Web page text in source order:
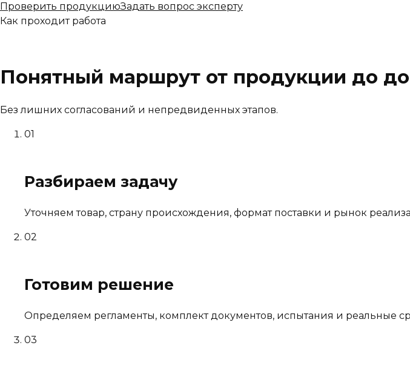
Проверить продукциюЗадать вопрос эксперту
Как проходит работа
Понятный маршрут от продукции до
Без лишних согласований и непредвиденных этапов.
01
Разбираем задачу
Уточняем товар, страну происхождения, формат поставки и рынок
02
Готовим решение
Определяем регламенты, комплект документов, испытания и реальные
03